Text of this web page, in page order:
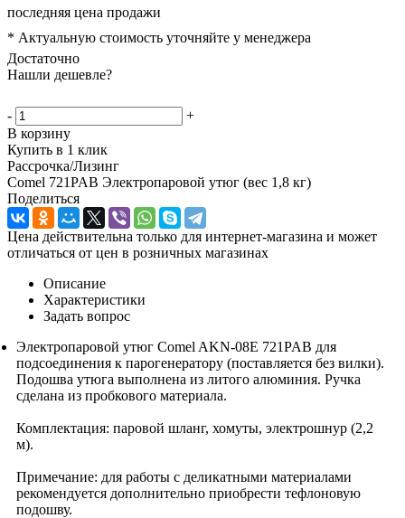
последняя цена продажи
* Актуальную стоимость уточняйте у менеджера
Достаточно
Нашли дешевле?
-
+
В корзину
Купить в 1 клик
Рассрочка/Лизинг
Comel 721PAB Электропаровой утюг (вес 1,8 кг)
Поделиться
Цена действительна только для интернет-магазина и может
отличаться от цен в розничных магазинах
Описание
Характеристики
Задать вопрос
Электропаровой утюг Comel AKN-08E 721PAB для
подсоединения к парогенератору (поставляется без вилки).
Подошва утюга выполнена из литого алюминия. Ручка
сделана из пробкового материала.
Комплектация: паровой шланг, хомуты, электрошнур (2,2
м).
Примечание: для работы с деликатными материалами
рекомендуется дополнительно приобрести тефлоновую
подошву.